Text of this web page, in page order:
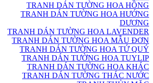
TRANH DÁN TƯỜNG HOA HỒNG
TRANH DÁN TƯỜNG HOA HƯỚNG
DƯƠNG
TRANH DÁN TƯỜNG HOA LAVENDER
TRANH DÁN TƯỜNG HOA MẪU ĐƠN
TRANH DÁN TƯỜNG HOA TỨ QUÝ
TRANH DÁN TƯỜNG HOA TUYLIP
TRANH DÁN TƯỜNG HOA KHÁC
TRANH DÁN TƯỜNG THÁC NƯỚC